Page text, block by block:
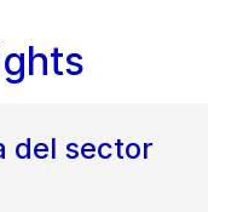
del sector